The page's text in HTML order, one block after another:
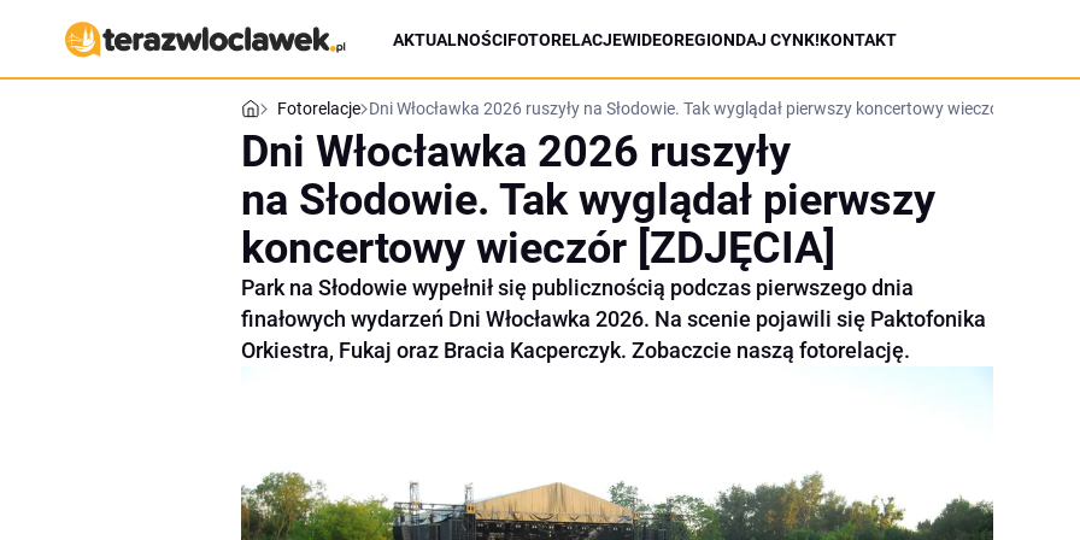
AKTUALNOŚCIFOTORELACJEWIDEOREGIONDAJ CYNK!KONTAKT
Fotorelacje Dni Włocławka 2026 ruszyły na Słodowie. Tak wyglądał pierwszy koncertowy wieczór
Dni Włocławka 2026 ruszyły
na Słodowie. Tak wyglądał pierwszy
koncertowy wieczór [ZDJĘCIA]
Park na Słodowie wypełnił się publicznością podczas pierwszego dnia
finałowych wydarzeń Dni Włocławka 2026. Na scenie pojawili się Paktofonika
Orkiestra, Fukaj oraz Bracia Kacperczyk. Zobaczcie naszą fotorelację.